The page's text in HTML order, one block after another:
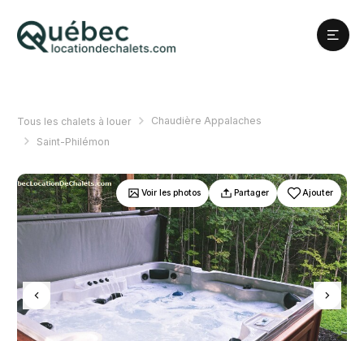
Tous les chalets à louer
Chaudière Appalaches
Saint-Philémon
Voir les photos Partager Ajouter